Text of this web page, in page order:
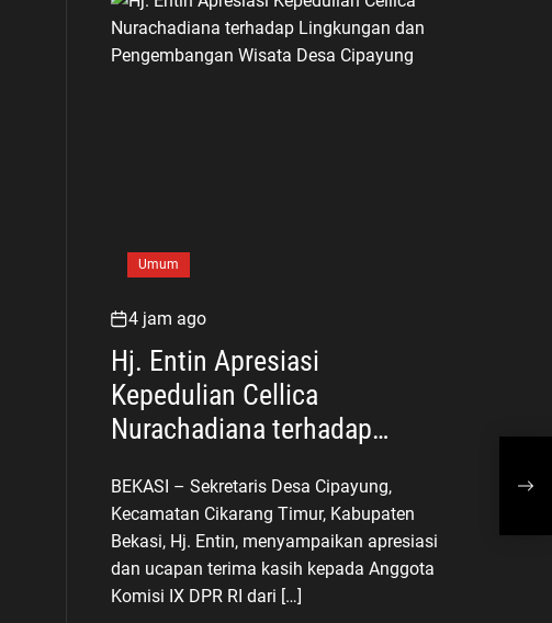
Umum
4 jam ago
Hj. Entin Apresiasi
Kepedulian Cellica
Nurachadiana terhadap
Pengembangan Wisata Desa
Cipayung
BEKASI – Sekretaris Desa Cipayung,
Kecamatan Cikarang Timur, Kabupaten
Bekasi, Hj. Entin, menyampaikan apresiasi
dan ucapan terima kasih kepada Anggota
Komisi IX DPR RI dari […]